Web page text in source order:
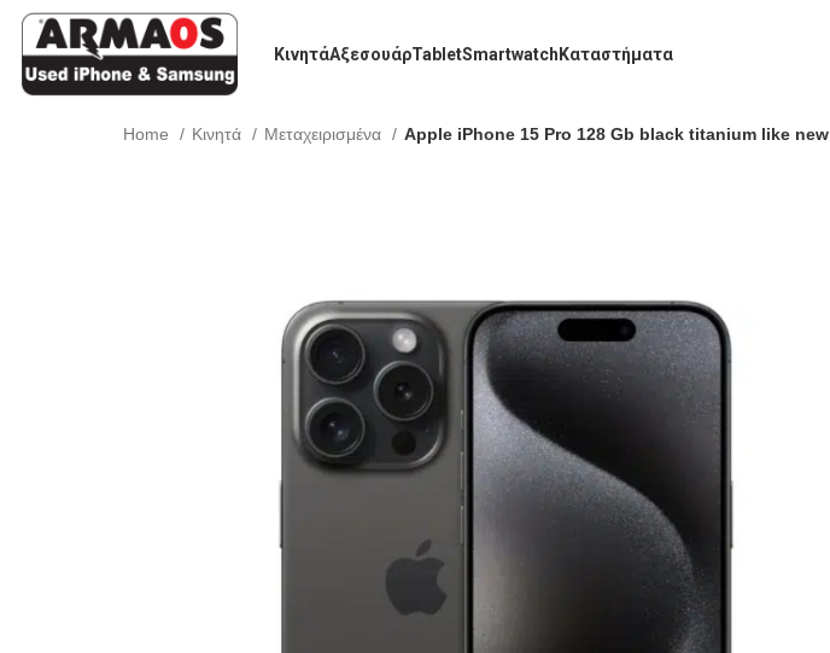
ΚινητάΑξεσουάρTabletSmartwatch Καταστήματα
Home Κινητά Μεταχειρισμένα Apple iPhone 15 Pro 128 Gb black titanium like new